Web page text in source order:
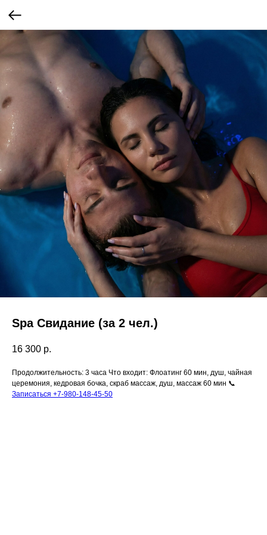
Spa Свидание (за 2 чел.)
16 300 р.
Продолжительность: 3 часа Что входит: Флоатинг 60 мин, душ, чайная
церемония, кедровая бочка, скраб массаж, душ, массаж 60 мин 📞
Записаться +7-980-148-45-50